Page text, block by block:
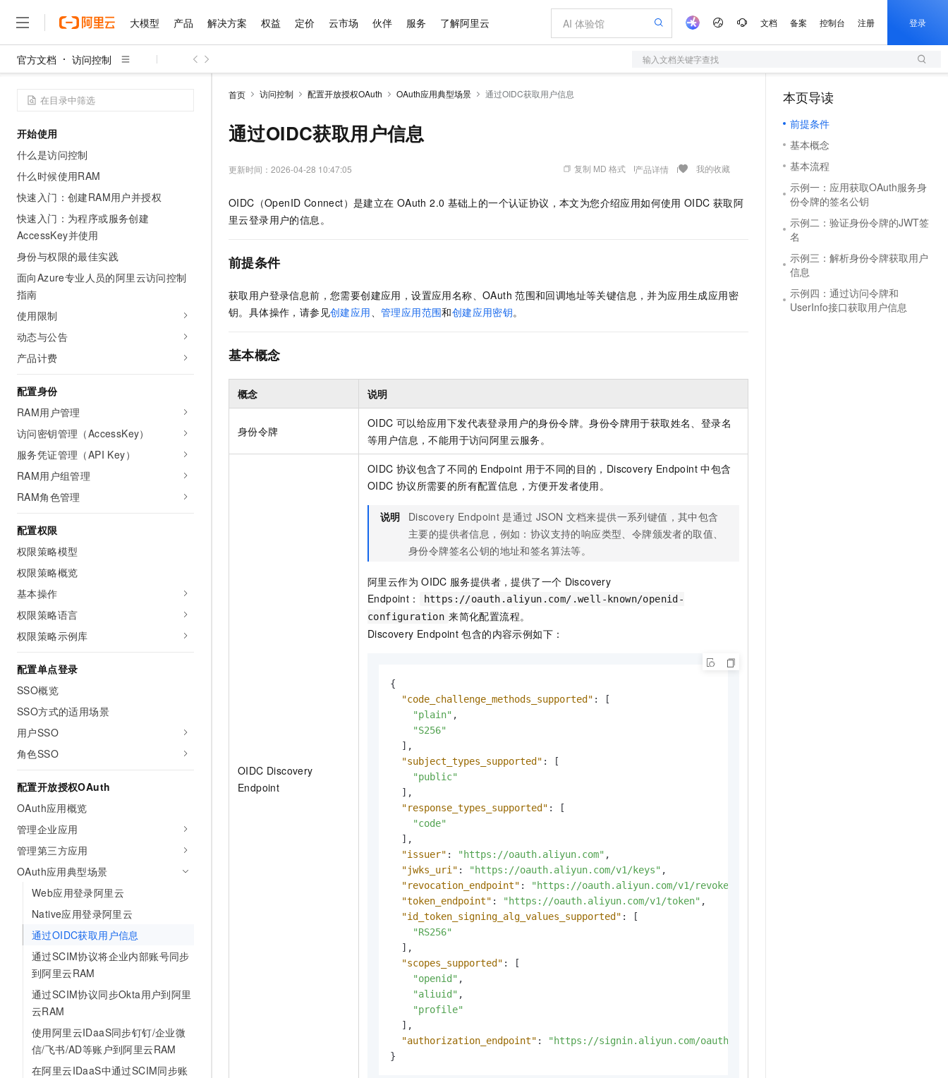
大模型 产品 解决方案 权益 定价 云市场 伙伴 服务 了解阿里云 文档 备案 控制台 注册 登录
官方文档 访问控制 输入文档关键字查找
开始使用
什么是访问控制
什么时候使用RAM
快速入门：创建RAM用户并授权
快速入门：为程序或服务创建
AccessKey并使用
身份与权限的最佳实践
面向Azure专业人员的阿里云访问控制
指南
使用限制
动态与公告
产品计费
配置身份
RAM用户管理
访问密钥管理（AccessKey）
服务凭证管理（API Key）
RAM用户组管理
RAM角色管理
配置权限
权限策略模型
权限策略概览
基本操作
权限策略语言
权限策略示例库
配置单点登录
SSO概览
SSO方式的适用场景
用户SSO
角色SSO
配置开放授权OAuth
OAuth应用概览
管理企业应用
管理第三方应用
OAuth应用典型场景
Web应用登录阿里云
Native应用登录阿里云
通过OIDC获取用户信息
通过SCIM协议将企业内部账号同步
到阿里云RAM
通过SCIM协议同步Okta用户到阿里
云RAM
使用阿里云IDaaS同步钉钉/企业微
信/飞书/AD等账户到阿里云RAM
在阿里云IDaaS中通过SCIM同步账
首页 访问控制 配置开放授权OAuth OAuth应用典型场景 通过OIDC获取用户信息
通过OIDC获取用户信息
更新时间： 2026-04-28 10:47:05 复制 MD 格式 产品详情 我的收藏
OIDC（OpenID Connect）是建立在 OAuth 2.0 基础上的一个认证协议，本文为您介绍应用如何使用 OIDC 获取阿
里云登录用户的信息。
前提条件
获取用户登录信息前，您需要创建应用，设置应用名称、OAuth 范围和回调地址等关键信息，并为应用生成应用密
钥。具体操作，请参见创建应用、管理应用范围和创建应用密钥。
基本概念
概念 说明
身份令牌
OIDC 可以给应用下发代表登录用户的身份令牌。身份令牌用于获取姓名、登录名
等用户信息，不能用于访问阿里云服务。
OIDC Discovery
Endpoint
OIDC 协议包含了不同的 Endpoint 用于不同的目的，Discovery Endpoint 中包含
OIDC 协议所需要的所有配置信息，方便开发者使用。
说明 Discovery Endpoint 是通过 JSON 文档来提供一系列键值，其中包含
主要的提供者信息，例如：协议支持的响应类型、令牌颁发者的取值、
身份令牌签名公钥的地址和签名算法等。
阿里云作为 OIDC 服务提供者，提供了一个 Discovery
Endpoint：
https://oauth.aliyun.com/.well-known/openid-
configuration 来简化配置流程。
Discovery Endpoint 包含的内容示例如下：
{
"code_challenge_methods_supported" :
[
"plain" ,
"S256"
] ,
"subject_types_supported" :
[
"public"
] ,
"response_types_supported" :
[
"code"
] ,
"issuer" : "https://oauth.aliyun.com" ,
"jwks_uri" : "https://oauth.aliyun.com/v1/keys" ,
"revocation_endpoint" : "https://oauth.aliyun.com/v1/revoke"
"token_endpoint" : "https://oauth.aliyun.com/v1/token" ,
"id_token_signing_alg_values_supported" :
[
"RS256"
] ,
"scopes_supported" :
[
"openid" ,
"aliuid" ,
"profile"
] ,
"authorization_endpoint" :
"https://signin.aliyun.com/oauth2/v1/auth"
}
本页导读
前提条件
基本概念
基本流程
示例一：应用获取OAuth服务身
份令牌的签名公钥
示例二：验证身份令牌的JWT签
名
示例三：解析身份令牌获取用户
信息
示例四：通过访问令牌和
UserInfo接口获取用户信息
大模型
千问AI平台
Qwen3.8-Max HOT
Qwen3.7-Plus
Qwen3-VL-Plus
视觉 Coding、空间感知、多模态思考等全面升级
GLM-5.2
1M上下文，专为长程任务能力而生
语音识别与合成
Qwen3-TTS-Flash
Cosyvoice-V3-Flash
Fun-ASR
大模型服务
千问AI平台-Token Plan NEW
个人版上线、团队版降价；千问3.8-Max首发发尝鲜
千问AI平台-模型体验
AI 应用构建
大模型服务平台百炼-应用模版
丰富多元化的应用模版和解决方案
大模型服务平台百炼-智能体
灵活可视化地构建企业级 Agent
人工智能平台 PAI
AI Native 的算法工程平台，一站式完成建模、训练、推理服务部署
大模型原生应用
Qoder HOT
面向真实软件的智能体编程平台
万有无界
企业级人与Agent协作平台，接入和调度多个数字员工
秒悟
云端极速 AI 应用创作平台
10 分钟在聊天系统中增加一个 AI 助手
10分钟微调：让0.6B模型媲美235B模型
即刻拥有 DeepSeek-R1 满血版
多模态数据信息提取
产品
精选产品
计算
存储
网络与CDN
安全
中间件
数据库
大数据计算
媒体服务
企业服务与云通信
域名与网站
终端用户计算
Serverless
开发工具
迁移与运维管理
精选产品
大模型服务与应用平台
多元化、高性能、安全可靠的大模型服务
无影云电脑
随时随地安全接入的云上超级电脑
面向分析的企业级SaaS模式云数据仓库
提供智能易用的域名与建站服务
人工智能平台 PAI
一站式AI开发、训练和推理服务
提供一站式管理容器应用的 K8s 服务
全托管，含MySQL、PostgreSQL、SQL Server、MariaDB多引擎
Qoder
面向真实软件的智能体编程平台
云原生的云上边界网络安全防护产品
轻量应用服务器
数字证书管理服务（原SSL证书）
实现全站HTTPS，呈现可信的WEB访问
短信服务
大数据开发治理平台 DataWorks
Data Agent 驱动的一站式 Data+AI 开发治理平台
解决方案
精选解决方案
互联网应用开发
大数据
现代化应用
安全
网络
可观测
上云与迁云
企业出海
政企业务
精选解决方案
上传文档即自动完成翻译和格式还原
Hermes Agent，打造自进化智能体
自主进化，持久记忆，越用越聪明
5 分钟轻松部署专属 QwenPaw HOT
从聊天伙伴进化为能主动干活的本地数字员工
一键购买专属联机服务器，轻松开启游戏
高效搭建 AI 智能体与工作流应用
通过阿里云百炼高效搭建AI应用,助力高效开发
Agency Agents：拥有专属领域专家
HappyHorse 打造一站式影视创作平台
漫剧工坊：一站式动画创作平台
10 分钟搭建微信、支付宝小程序
高效部署网站，快速应用到小程序
权益 普惠上云
云服务器38元/年起，超值低价云产品抢先购
推荐新用户得奖励，单订单最高返9万
云工开物
高校专属算力普惠，学生认证享300元代金券
免费试用
最高领取价值200元试用点，立即开启云上创新
助力企业全员 AI 认知与能力提升
AI 特惠
至高享 1亿+免费 tokens，加速 Al 应用落地
Token Plan 模型订阅计划
Qwen3.8-Max 首发尝鲜，限时加量 10 倍，夜间低至2折
送.CN域名，送备案服务码
AI 场景体验
从图文生成到视频创作，一键激活电商全链路生产力
AI 广告创作
图文、视频一站生成，高效打造优质广告素材
AI助力短剧漫剧创作，剧本、分镜、视频高效生成
AI 活动
AI 生产力先锋
先锋实践拓展 AI 生产力的边界
飞天发布时刻
所见，即是所愿
AI 实训营
创新加速
覆盖90%+业务场景，专享组合折扣价
定价 产品定价
了解云产品的定价详情
云上成本管理
管理和优化成本
价格计算器
自助选配和估算价格
价格优势
配置报价器
阿里云 OPC 创新助力计划
Token 补贴，五大权
益加速 OPC 成功
云市场 精选商城
多端小程序
观测云
蓝凌 OA
畅捷通
AI空中课堂在线直播课堂（旗舰版）
生态解决方案
行业生态解决方案
开发者生态解决方案
数据与 API
手机三要素
OCR 文字识别
CRM
OA 办公系统
财税管理
400电话
广告营销
基础软件
JAVA
模板建站
定制建站
模板小程序
定制小程序
APP 开发
建站系统
专业服务
公司注册
上云迁移
代维服务
伙伴 成为销售伙伴
咨询伙伴
销售伙伴合作计划
无影生态合作计划
Salesforce On Alibaba Cloud
AI 大模型销售与服务生态合作计划
成为产品伙伴
产品生态伙伴
产品伙伴合作计划
云网络合作计划
成为服务伙伴
服务伙伴合作计划
Al MaaS 服务伙伴赋能合作
伙伴信用分合作计划
更多支持
合作伙伴培训与认证
查询合作伙伴
登录合作伙伴管理后台
服务 售前咨询
售后服务
自助服务
在线服务
工单服务
短信专区
企业增值服务
专家技术服务
企业成长
阿里云认证
信息公告
开发者社区
我要反馈
我要建议
我要投诉
了解阿里云 为什么选择阿里云
技术领先
分析师报告
AI 算法大赛
入门学习赛
最佳实践
云上奥运之旅
看见新力量
市场活动
高校合作
加入我们
校园招聘